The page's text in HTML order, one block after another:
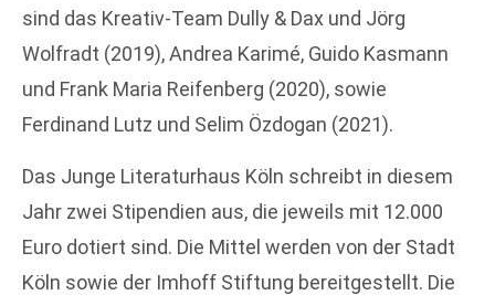
sind das Kreativ-Team Dully & Dax und Jörg
Wolfradt (2019), Andrea Karimé, Guido Kasmann
und Frank Maria Reifenberg (2020), sowie
Ferdinand Lutz und Selim Özdogan (2021).
Das Junge Literaturhaus Köln schreibt in diesem
Jahr zwei Stipendien aus, die jeweils mit 12.000
Euro dotiert sind. Die Mittel werden von der Stadt
Köln sowie der Imhoff Stiftung bereitgestellt. Die